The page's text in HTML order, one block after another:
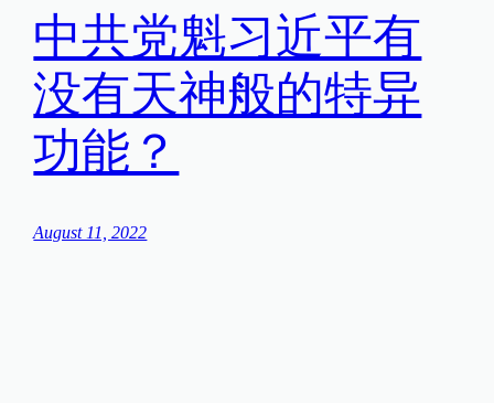
中共党魁习近平有
没有天神般的特异
功能？
August 11, 2022